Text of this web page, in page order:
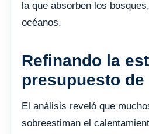
la que absorben los
océanos.
Refinando la
presupuesto
El análisis reveló que
sobreestiman el